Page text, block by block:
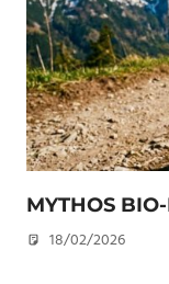
MYTHOS
18/02/2026